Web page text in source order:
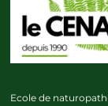
Ecole de